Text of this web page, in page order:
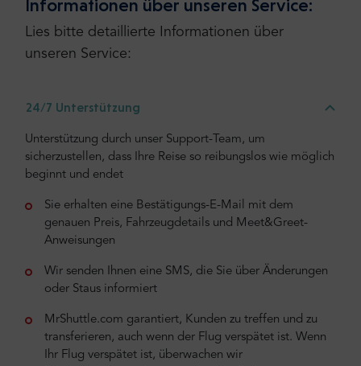
Informationen über unseren Service:
Lies bitte detaillierte Informationen über
unseren Service:
24/7 Unterstützung
Unterstützung durch unser Support-Team, um
sicherzustellen, dass Ihre Reise so reibungslos wie möglich
beginnt und endet
Sie erhalten eine Bestätigungs-E-Mail mit dem
genauen Preis, Fahrzeugdetails und Meet&Greet-
Anweisungen
Wir senden Ihnen eine SMS, die Sie über Änderungen
oder Staus informiert
MrShuttle.com garantiert, Kunden zu treffen und zu
transferieren, auch wenn der Flug verspätet ist. Wenn
Ihr Flug verspätet ist, überwachen wir